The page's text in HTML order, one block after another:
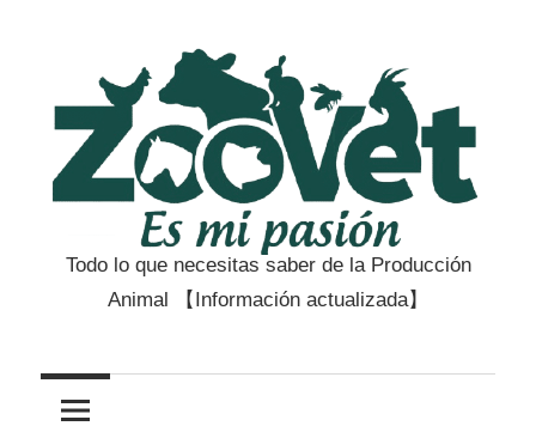
contenido
Zootecnia
Veterinaria
Todo lo que necesitas saber de la Producción
Animal 【Información actualizada】